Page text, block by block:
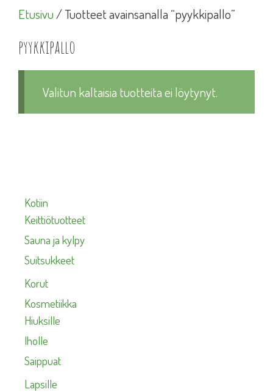
Etusivu/ Tuotteet avainsanalla “pyykkipallo”
pyykkipallo
Valitun kaltaisia tuotteita ei löytynyt.
Kotiin
Keittiötuotteet
Sauna ja kylpy
Suitsukkeet
Korut
Kosmetiikka
Hiuksille
Iholle
Saippuat
Lapsille